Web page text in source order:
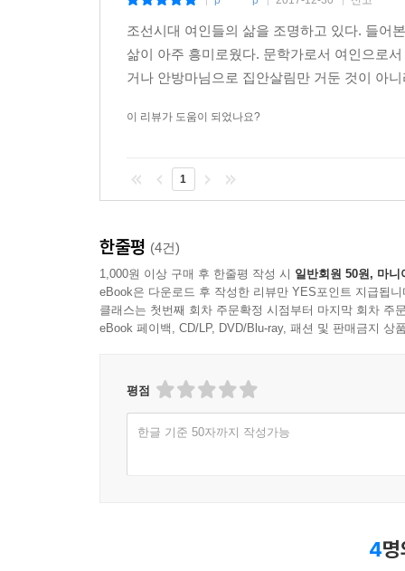
조선시대 여인들의 삶을 조명하고 있다. 들어
삶이 아주 흥미로웠다. 문학가로서 여인으로
거나 안방마님으로 집안살림만 거둔 것이 아
이 리뷰가 도움이 되었나요?
1
한줄평 (4건)
1,000원 이상 구매 후 한줄평 작성 시 일반회원 50원, 마니
eBook은 다운로드 후 작성한 리뷰만 YES포인트 지급됩니
클래스는 첫번째 회차 주문확정 시점부터 마지막 회차 주
eBook 페이백, CD/LP, DVD/Blu-ray, 패션 및 판매금지 상
평점
한글 기준 50자까지 작성가능
4